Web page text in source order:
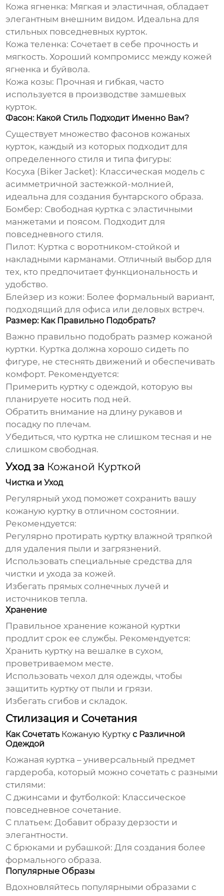
Кожа ягненка: Мягкая и эластичная, обладает
элегантным внешним видом. Идеальна для
стильных повседневных курток.
Кожа теленка: Сочетает в себе прочность и
мягкость. Хороший компромисс между кожей
ягненка и буйвола.
Кожа козы: Прочная и гибкая, часто
используется в производстве замшевых
курток.
Фасон: Какой Стиль Подходит Именно Вам?
Существует множество фасонов кожаных
курток, каждый из которых подходит для
определенного стиля и типа фигуры:
Косуха (Biker Jacket): Классическая модель с
асимметричной застежкой-молнией,
идеальна для создания бунтарского образа.
Бомбер: Свободная куртка с эластичными
манжетами и поясом. Подходит для
повседневного стиля.
Пилот: Куртка с воротником-стойкой и
накладными карманами. Отличный выбор для
тех, кто предпочитает функциональность и
удобство.
Блейзер из кожи: Более формальный вариант,
подходящий для офиса или деловых встреч.
Размер: Как Правильно Подобрать?
Важно правильно подобрать размер кожаной
куртки. Куртка должна хорошо сидеть по
фигуре, не стеснять движений и обеспечивать
комфорт. Рекомендуется:
Примерить куртку с одеждой, которую вы
планируете носить под ней.
Обратить внимание на длину рукавов и
посадку по плечам.
Убедиться, что куртка не слишком тесная и не
слишком свободная.
Уход за Кожаной Курткой
Чистка и Уход
Регулярный уход поможет сохранить вашу
кожаную куртку в отличном состоянии.
Рекомендуется:
Регулярно протирать куртку влажной тряпкой
для удаления пыли и загрязнений.
Использовать специальные средства для
чистки и ухода за кожей.
Избегать прямых солнечных лучей и
источников тепла.
Хранение
Правильное хранение кожаной куртки
продлит срок ее службы. Рекомендуется:
Хранить куртку на вешалке в сухом,
проветриваемом месте.
Использовать чехол для одежды, чтобы
защитить куртку от пыли и грязи.
Избегать сгибов и складок.
Стилизация и Сочетания
Как Сочетать Кожаную Куртку с Различной
Одеждой
Кожаная куртка – универсальный предмет
гардероба, который можно сочетать с разными
стилями:
С джинсами и футболкой: Классическое
повседневное сочетание.
С платьем: Добавит образу дерзости и
элегантности.
С брюками и рубашкой: Для создания более
формального образа.
Популярные Образы
Вдохновляйтесь популярными образами с